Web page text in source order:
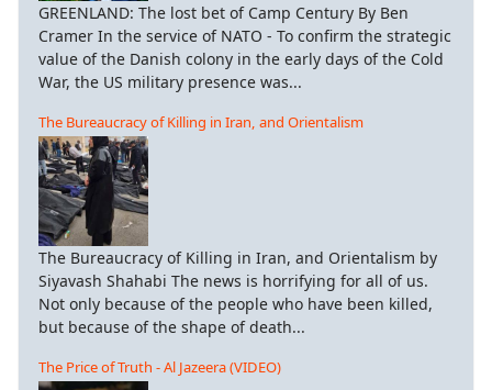
GREENLAND: The lost bet of Camp Century By Ben
Cramer In the service of NATO - To confirm the strategic
value of the Danish colony in the early days of the Cold
War, the US military presence was...
The Bureaucracy of Killing in Iran, and Orientalism
The Bureaucracy of Killing in Iran, and Orientalism by
Siyavash Shahabi The news is horrifying for all of us.
Not only because of the people who have been killed,
but because of the shape of death...
The Price of Truth - Al Jazeera (VIDEO)